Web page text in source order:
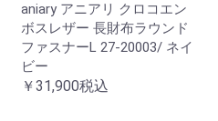
aniary アニアリ クロコエン
ボスレザー 長財布ラウンド
ファスナーL 27-20003/ ネイ
ビー
￥31,900税込